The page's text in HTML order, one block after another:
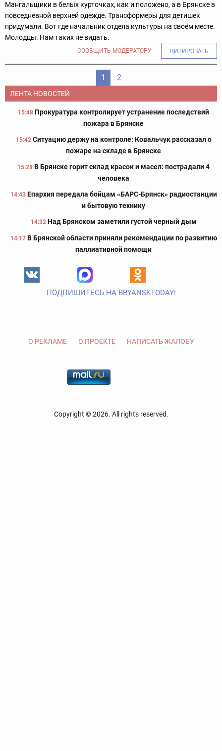
Мангальщики в белых курточках, как и положено, а в Брянске в
повседневной верхней одежде. Трансформеры для детишек
придумали. Вот где начальник отдела культуры на своём месте.
Молодцы. Нам таких не видать.
СООБЩИТЬ МОДЕРАТОРУ ЦИТИРОВАТЬ
1 2
ЛЕНТА НОВОСТЕЙ
15:48 Прокуратура контролирует устранение последствий
пожара в Брянске
15:42 Ситуацию держу на контроле: Ковальчук рассказал о
пожаре на складе в Брянске
15:28 В Брянске горит склад красок и масел: пострадали 4
человека
14:43 Епархия передала бойцам «БАРС-Брянск» радиостанции
и бытовую технику
14:32 Над Брянском заметили густой черный дым
14:17 В Брянской области приняли рекомендации по развитию
паллиативной помощи
ПОДПИШИТЕСЬ НА BRYANSKTODAY!
О РЕКЛАМЕ О ПРОЕКТЕ НАПИСАТЬ ЖАЛОБУ
Copyright © 2026. All rights reserved.